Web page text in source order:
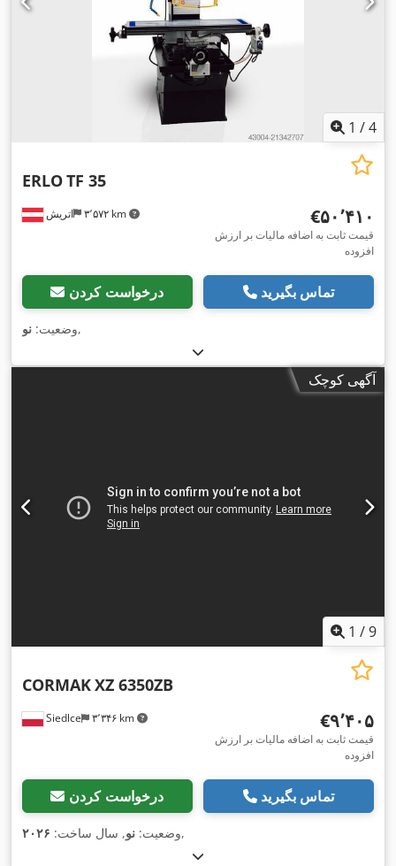
1 /4
اتریش ۳٬۵۷۲ km
ERLOTF 35
‎€۵۰٬۴۱۰
قیمت ثابت به اضافه مالیات بر ارزش
افزوده
درخواست کردن تماس بگیرید
وضعیت: نو ,
آگهی کوچک
1 /9
Siedlce ۳٬۳۴۶ km
CORMAKXZ 6350ZB
‎€۹٬۴۰۵
قیمت ثابت به اضافه مالیات بر ارزش
افزوده
درخواست کردن تماس بگیرید
وضعیت: نو, سال ساخت: ۲۰۲۶ ,